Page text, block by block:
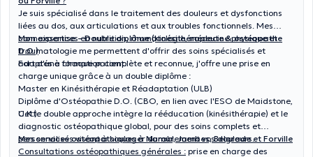
Je suis spécialisé dans le traitement des douleurs et dysfonctions
liées au dos, aux articulations et aux troubles fonctionnels. Mes
connaissances en nutrition, rhumatologie, médecine physique et
traumatologie me permettent d'offrir des soins spécialisés et
adaptés à chaque patient.
Mon expertise – Double diplôme (kinésithérapeute & ostéopathe
D.O.)
Fort d'une formation complète et reconnue, j'offre une prise en
charge unique grâce à un double diplôme :
Master en Kinésithérapie et Réadaptation (ULB)
Diplôme d'Ostéopathie D.O. (CBO, en lien avec l'ESO de Maidstone,
U.K.).
Cette double approche intègre la rééducation (kinésithérapie) et le
diagnostic ostéopathique global, pour des soins complets et
personnalisés visant à soulager durablement vos douleurs.
Mes services ostéopathiques à Namur, Jambes, Belgrade et Forville
Consultations ostéopathiques générales : prise en charge des